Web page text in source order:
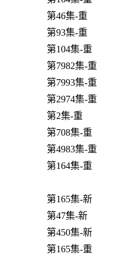
第46集-重
第93集-重
第104集-重
第7982集-重
第7993集-重
第2974集-重
第2集-重
第708集-重
第4983集-重
第164集-重
第165集-新
第47集-新
第450集-新
第165集-重